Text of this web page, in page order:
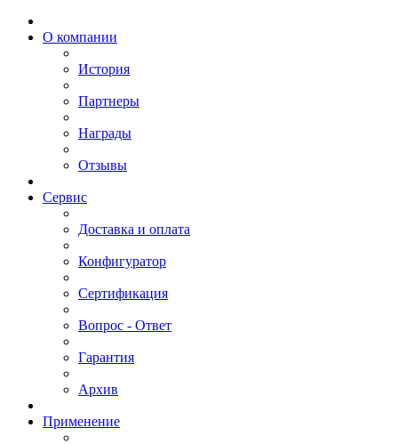
О компании
История
Партнеры
Награды
Отзывы
Сервис
Доставка и оплата
Конфигуратор
Сертификация
Вопрос - Ответ
Гарантия
Архив
Применение